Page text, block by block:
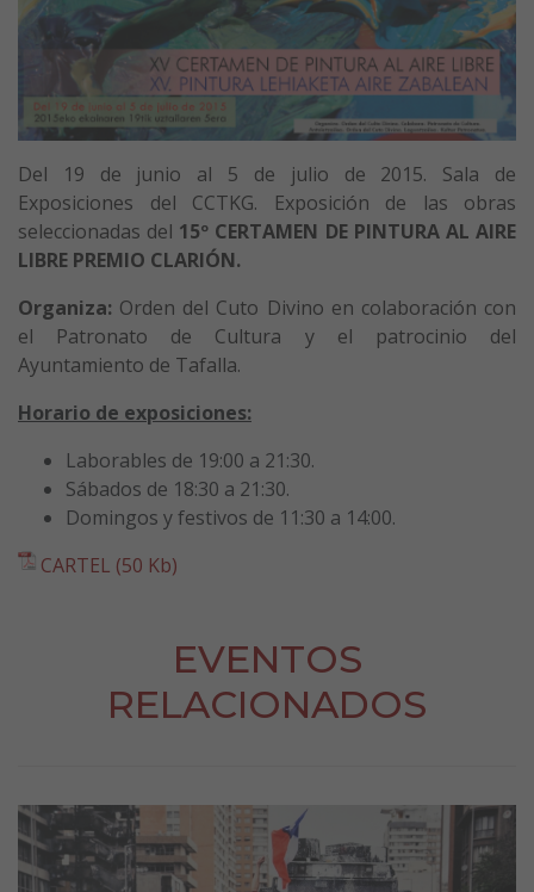
Del 19 de junio al 5 de julio de 2015. Sala de
Exposiciones del CCTKG. Exposición de las obras
seleccionadas del 15º CERTAMEN DE PINTURA AL AIRE
LIBRE PREMIO CLARIÓN.
Organiza: Orden del Cuto Divino en colaboración con
el Patronato de Cultura y el patrocinio del
Ayuntamiento de Tafalla.
Horario de exposiciones:
Laborables de 19:00 a 21:30.
Sábados de 18:30 a 21:30.
Domingos y festivos de 11:30 a 14:00.
CARTEL (50 Kb)
EVENTOS
RELACIONADOS